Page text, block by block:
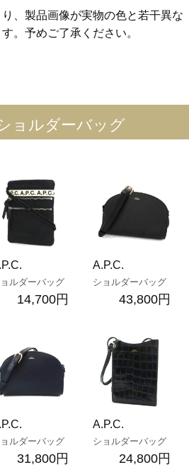
、製品画像が実物の色と若干異な
。予めご了承ください。
ョルダーバッグ
ルダーバッグ
14,700円
A.P.C.
ショルダーバッグ
43,800円
ルダーバッグ
31,800円
A.P.C.
ショルダーバッグ
24,800円